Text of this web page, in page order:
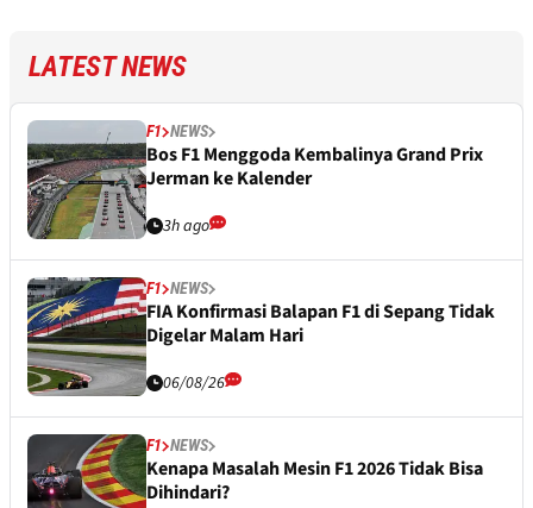
LATEST NEWS
F1 NEWS
Bos F1 Menggoda Kembalinya Grand Prix
Jerman ke Kalender
3h ago
F1 NEWS
FIA Konfirmasi Balapan F1 di Sepang Tidak
Digelar Malam Hari
06/08/26
F1 NEWS
Kenapa Masalah Mesin F1 2026 Tidak Bisa
Dihindari?